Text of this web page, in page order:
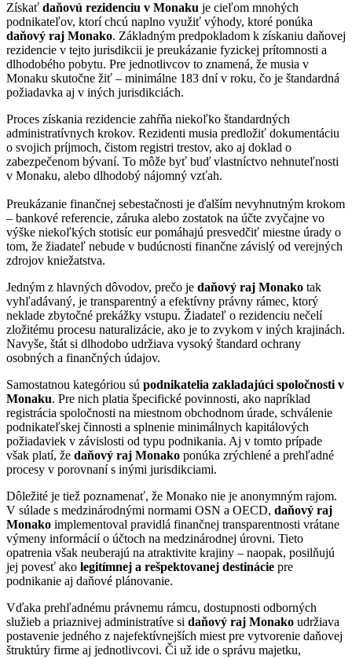
Získať daňovú rezidenciu v Monaku je cieľom mnohých
podnikateľov, ktorí chcú naplno využiť výhody, ktoré ponúka
daňový raj Monako. Základným predpokladom k získaniu daňovej
rezidencie v tejto jurisdikcii je preukázanie fyzickej prítomnosti a
dlhodobého pobytu. Pre jednotlivcov to znamená, že musia v
Monaku skutočne žiť – minimálne 183 dní v roku, čo je štandardná
požiadavka aj v iných jurisdikciách.
Proces získania rezidencie zahŕňa niekoľko štandardných
administratívnych krokov. Rezidenti musia predložiť dokumentáciu
o svojich príjmoch, čistom registri trestov, ako aj doklad o
zabezpečenom bývaní. To môže byť buď vlastníctvo nehnuteľnosti
v Monaku, alebo dlhodobý nájomný vzťah.
Preukázanie finančnej sebestačnosti je ďalším nevyhnutným krokom
– bankové referencie, záruka alebo zostatok na účte zvyčajne vo
výške niekoľkých stotisíc eur pomáhajú presvedčiť miestne úrady o
tom, že žiadateľ nebude v budúcnosti finančne závislý od verejných
zdrojov kniežatstva.
Jedným z hlavných dôvodov, prečo je daňový raj Monako tak
vyhľadávaný, je transparentný a efektívny právny rámec, ktorý
neklade zbytočné prekážky vstupu. Žiadateľ o rezidenciu nečelí
zložitému procesu naturalizácie, ako je to zvykom v iných krajinách.
Navyše, štát si dlhodobo udržiava vysoký štandard ochrany
osobných a finančných údajov.
Samostatnou kategóriou sú podnikatelia zakladajúci spoločnosti v
Monaku. Pre nich platia špecifické povinnosti, ako napríklad
registrácia spoločnosti na miestnom obchodnom úrade, schválenie
podnikateľskej činnosti a splnenie minimálnych kapitálových
požiadaviek v závislosti od typu podnikania. Aj v tomto prípade
však platí, že daňový raj Monako ponúka zrýchlené a prehľadné
procesy v porovnaní s inými jurisdikciami.
Dôležité je tiež poznamenať, že Monako nie je anonymným rajom.
V súlade s medzinárodnými normami OSN a OECD, daňový raj
Monako implementoval pravidlá finančnej transparentnosti vrátane
výmeny informácií o účtoch na medzinárodnej úrovni. Tieto
opatrenia však neuberajú na atraktivite krajiny – naopak, posilňujú
jej povesť ako legitímnej a rešpektovanej destinácie pre
podnikanie aj daňové plánovanie.
Vďaka prehľadnému právnemu rámcu, dostupnosti odborných
služieb a priaznivej administratíve si daňový raj Monako udržiava
postavenie jedného z najefektívnejších miest pre vytvorenie daňovej
štruktúry firme aj jednotlivcovi. Či už ide o správu majetku,